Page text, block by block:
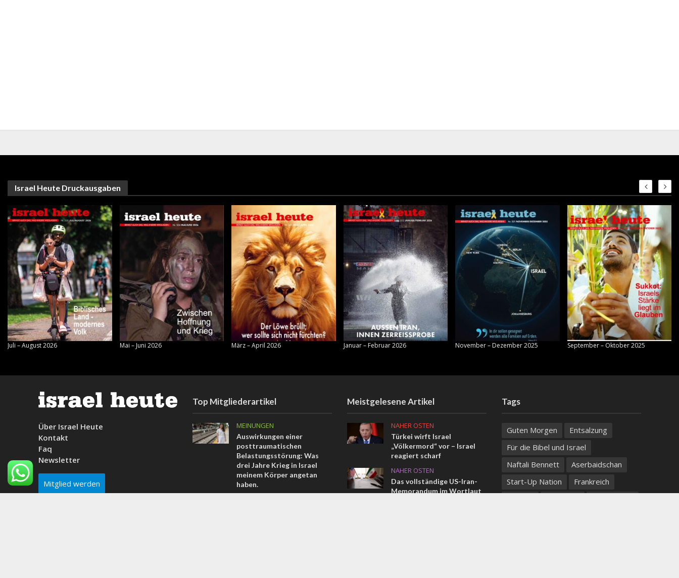
Israel Heute Druckausgaben
Juli – August 2026 Mai – Juni 2026 März – April 2026 Januar – Februar 2026 November – Dezember 2025 September – Oktober 2025
Über Israel Heute
Kontakt
Faq
Newsletter
Mitglied werden
Top Mitgliederartikel
MEINUNGEN
Auswirkungen einer
posttraumatischen
Belastungsstörung: Was
drei Jahre Krieg in Israel
meinem Körper angetan
haben.
Meistgelesene Artikel
NAHER OSTEN
Türkei wirft Israel
„Völkermord“ vor – Israel
reagiert scharf
NAHER OSTEN
Das vollständige US-Iran-
Memorandum im Wortlaut
Tags
Guten Morgen
Entsalzung
Für die Bibel und Israel
Naftali Bennett
Aserbaidschan
Start-Up Nation
Frankreich